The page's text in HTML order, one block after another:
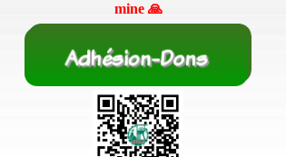
mine 🙏